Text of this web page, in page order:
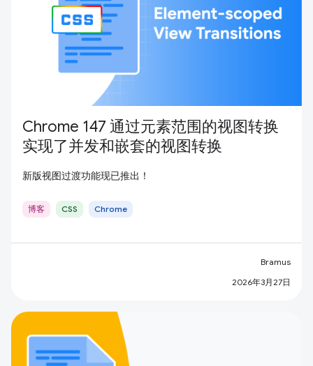
Chrome 147 通过元素范围的视图转换
实现了并发和嵌套的视图转换
新版视图过渡功能现已推出！
博客 CSS Chrome
Bramus
2026年3月27日